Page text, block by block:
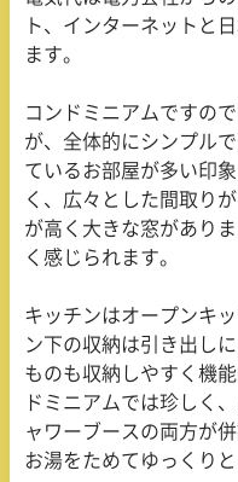
ト、インターネットと
ます。
コンドミニアムですの
が、全体的にシンプル
ているお部屋が多い印
く、広々とした間取り
が高く大きな窓があり
く感じられます。
キッチンはオープンキ
ン下の収納は引き出し
ものも収納しやすく機
ドミニアムでは珍しく
ャワーブースの両方が
お湯をためてゆっくり